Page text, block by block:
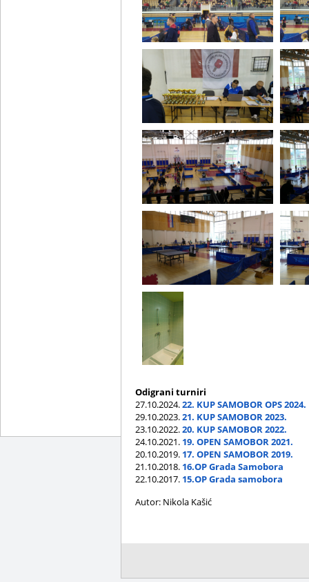
Odigrani turniri
27.10.2024.22. KUP SAMOBOR OPS 2024.
29.10.2023.21. KUP SAMOBOR 2023.
23.10.2022.20. KUP SAMOBOR 2022.
24.10.2021. 19. OPEN SAMOBOR 2021.
20.10.2019. 17. OPEN SAMOBOR 2019.
21.10.2018. 16.OP Grada Samobora
22.10.2017. 15.OP Grada samobora
Autor: Nikola Kašić